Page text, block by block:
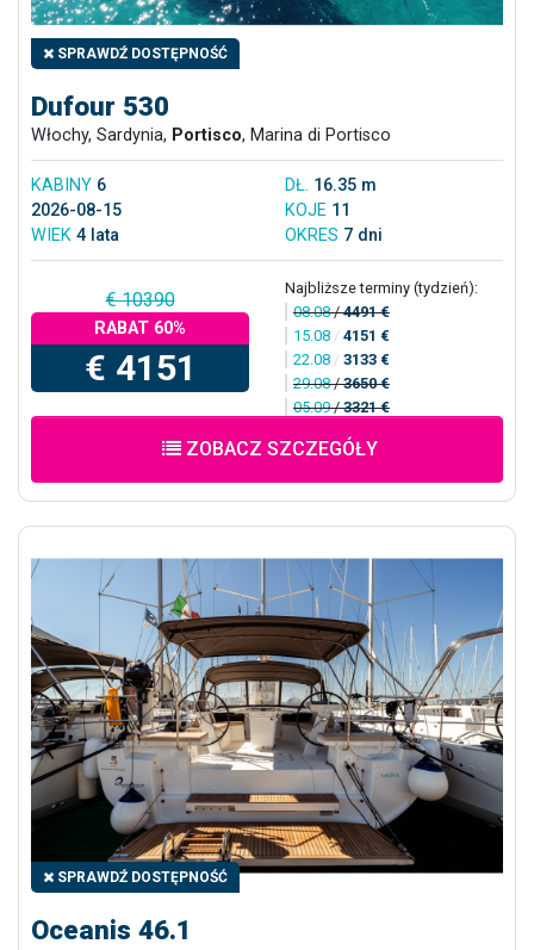
SPRAWDŹ DOSTĘPNOŚĆ
Dufour 530
Włochy, Sardynia, Portisco, Marina di Portisco
KABINY 6 DŁ. 16.35 m
2026-08-15
KOJE 11
WIEK 4 lata OKRES 7 dni
€ 10390
RABAT 60%
€ 4151
Najbliższe terminy (tydzień):
08.08/4491 €
15.08 / 4151 €
22.08 / 3133 €
29.08/3650 €
05.09/3321 €
ZOBACZ SZCZEGÓŁY
SPRAWDŹ DOSTĘPNOŚĆ
Oceanis 46.1